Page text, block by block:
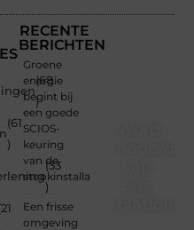
(68
)
(61
)
(33
)
RECENTE
BERICHTEN
Groene
energie
begint bij
een goede
SCIOS-
keuring
van de
stookinstallatie
Een frisse
omgeving